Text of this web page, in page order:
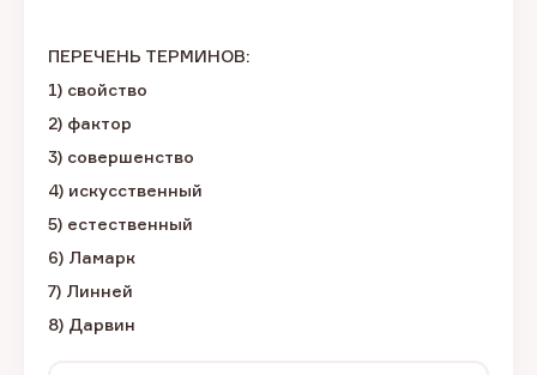
ПЕРЕЧЕНЬ ТЕРМИНОВ:
1) свойство
2) фактор
3) совершенство
4) искусственный
5) естественный
6) Ламарк
7) Линней
8) Дарвин